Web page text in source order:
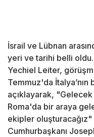
İsrail ve Lübnan
yeri ve tarihi belli
Yechiel Leiter,
Temmuz'da İtalya’nın
açıklayarak,
Roma'da bir araya
ekipler
Cumhurbaşkanı